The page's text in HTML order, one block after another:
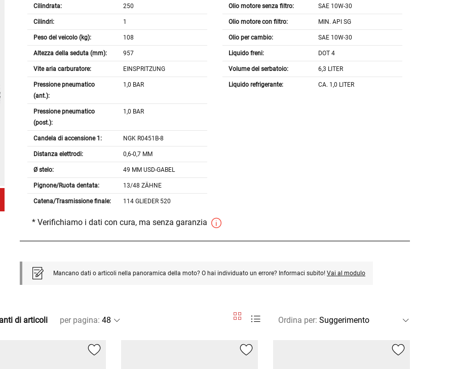
Cilindrata: 250
Cilindri: 1
Peso del veicolo (kg): 108
Altezza della seduta (mm): 957
Vite aria carburatore: EINSPRITZUNG
Pressione pneumatico
(ant.):
1,0 BAR
Pressione pneumatico
(post.):
1,0 BAR
Candela di accensione 1: NGK R0451B-8
Distanza elettrodi: 0,6-0,7 MM
Ø stelo: 49 MM USD-GABEL
Pignone/Ruota dentata: 13/48 ZÄHNE
Catena/Trasmissione finale: 114 GLIEDER 520
Olio motore senza filtro: SAE 10W-30
Olio motore con filtro: MIN. API SG
Olio per cambio: SAE 10W-30
Liquido freni: DOT 4
Volume del serbatoio: 6,3 LITER
Liquido refrigerante: CA. 1,0 LITER
* Verifichiamo i dati con cura, ma senza garanzia
Mancano dati o articoli nella panoramica della moto? O hai individuato un errore? Informaci subito! Vai al modulo
di articoli per pagina: Ordina per: